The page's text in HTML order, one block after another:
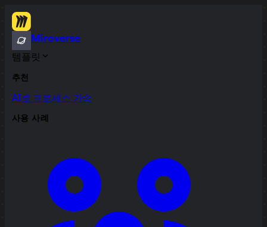
Miroverse
템플릿
추천
AI로 프로세스 가속
사용 사례